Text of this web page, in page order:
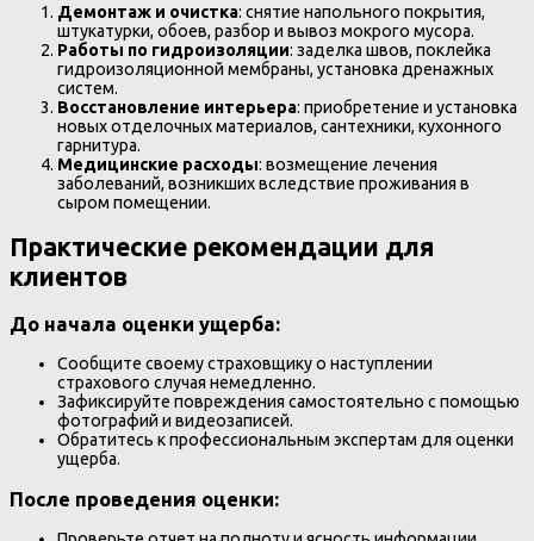
Демонтаж и очистка: снятие напольного покрытия,
штукатурки, обоев, разбор и вывоз мокрого мусора.
Работы по гидроизоляции: заделка швов, поклейка
гидроизоляционной мембраны, установка дренажных
систем.
Восстановление интерьера: приобретение и установка
новых отделочных материалов, сантехники, кухонного
гарнитура.
Медицинские расходы: возмещение лечения
заболеваний, возникших вследствие проживания в
сыром помещении.
Практические рекомендации для
клиентов
До начала оценки ущерба:
Сообщите своему страховщику о наступлении
страхового случая немедленно.
Зафиксируйте повреждения самостоятельно с помощью
фотографий и видеозаписей.
Обратитесь к профессиональным экспертам для оценки
ущерба.
После проведения оценки: